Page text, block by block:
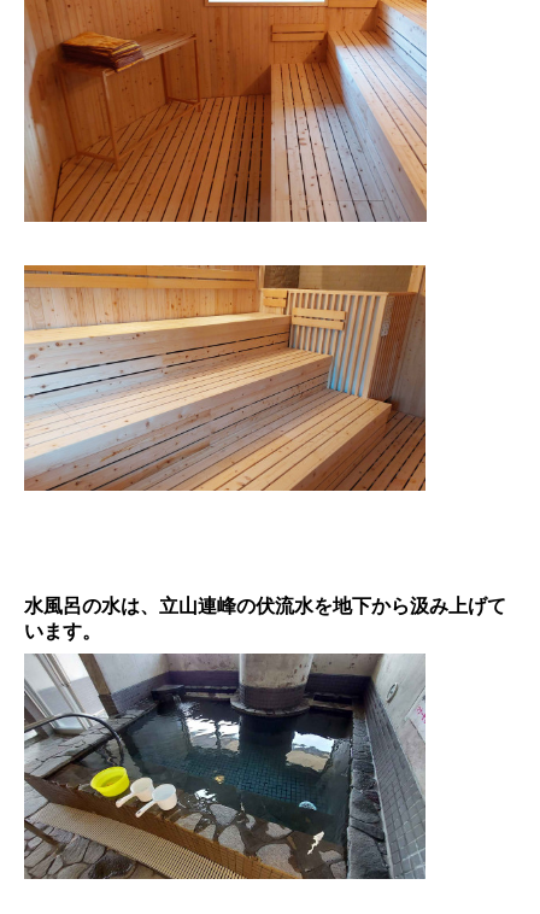
水風呂の水は、立山連峰の伏流水を地下から汲み上げて
います。